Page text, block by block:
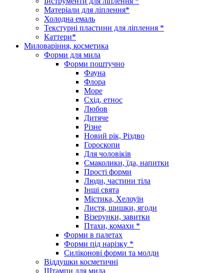
Матеріали для ліплення*
Холодна емаль
Текстурні пластини для ліплення *
Каттери*
Миловаріння, косметика
Форми для мила
Форми поштучно
Фауна
Флора
Море
Схід, етнос
Любов
Дитяче
Різне
Новий рік, Різдво
Гороскопи
Для чоловіків
Смаколики, їда, напитки
Прості форми
Люди, частини тіла
Інші свята
Містика, Хелоуїн
Листя, шишки, ягоди
Візерунки, завитки
Птахи, комахи *
Форми в палетах
Форми під нарізку *
Силіконові форми та молди
Віддушки косметичні
Штампи для мила